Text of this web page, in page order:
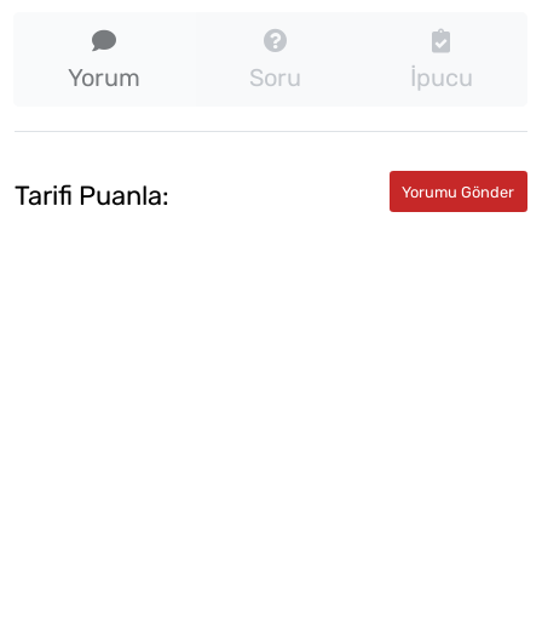
Yorum Soru İpucu
Tarifi Puanla: